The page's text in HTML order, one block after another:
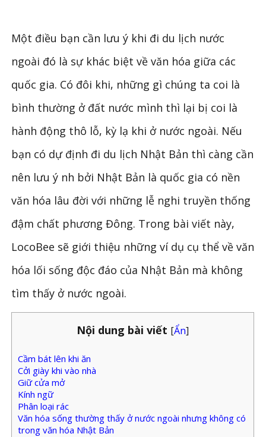
Một điều bạn cần lưu ý khi đi du lịch nước
ngoài đó là sự khác biệt về văn hóa giữa các
quốc gia. Có đôi khi, những gì chúng ta coi là
bình thường ở đất nước mình thì lại bị coi là
hành động thô lỗ, kỳ lạ khi ở nước ngoài. Nếu
bạn có dự định đi du lịch Nhật Bản thì càng cần
nên lưu ý nh bởi Nhật Bản là quốc gia có nền
văn hóa lâu đời với những lễ nghi truyền thống
đậm chất phương Đông. Trong bài viết này,
LocoBee sẽ giới thiệu những ví dụ cụ thể về văn
hóa lối sống độc đáo của Nhật Bản mà không
tìm thấy ở nước ngoài.
Nội dung bài viết [Ẩn]
Cầm bát lên khi ăn
Cởi giày khi vào nhà
Giữ cửa mở
Kính ngữ
Phân loại rác
Văn hóa sống thường thấy ở nước ngoài nhưng không có
trong văn hóa Nhật Bản